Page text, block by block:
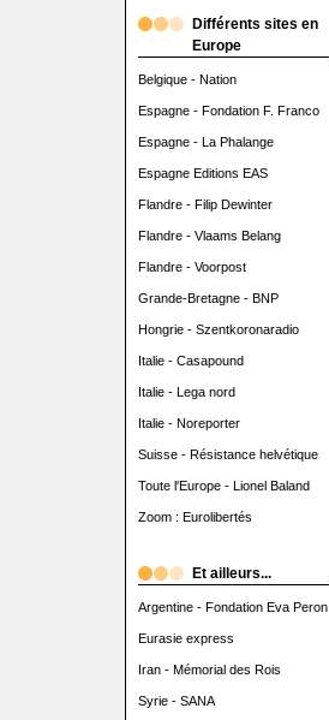
Différents sites en
Europe
Belgique - Nation
Espagne - Fondation F. Franco
Espagne - La Phalange
Espagne Editions EAS
Flandre - Filip Dewinter
Flandre - Vlaams Belang
Flandre - Voorpost
Grande-Bretagne - BNP
Hongrie - Szentkoronaradio
Italie - Casapound
Italie - Lega nord
Italie - Noreporter
Suisse - Résistance helvétique
Toute l'Europe - Lionel Baland
Zoom : Eurolibertés
Et ailleurs...
Argentine - Fondation Eva Peron
Eurasie express
Iran - Mémorial des Rois
Syrie - SANA